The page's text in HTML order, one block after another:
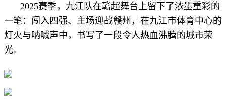
2025赛季，九江队在赣超舞台上留下了浓墨重彩的
一笔：闯入四强、主场迎战赣州，在九江市体育中心的
灯火与呐喊声中，书写了一段令人热血沸腾的城市荣
光。